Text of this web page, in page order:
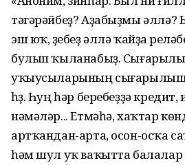
тәгәрәйбеҙ? Аҙабыҙмы
эш юҡ, үҙебеҙ әллә ҡайҙа
булып ҡыланабыҙ.
уҡыусыларының сығарылыш
һүҙ. Һуң һәр беребеҙҙә
нәмәләр... Етмәһә, хаҡтар
артҡандан-арта, осон-осҡа
һәм шул уҡ ваҡытта